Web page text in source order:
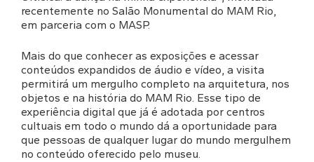
recentemente no Salão Monumental do MAM Rio,
em parceria com o MASP.
Mais do que conhecer as exposições e acessar
conteúdos expandidos de áudio e vídeo, a visita
permitirá um mergulho completo na arquitetura, nos
objetos e na história do MAM Rio. Esse tipo de
experiência digital que já é adotada por centros
cultuais em todo o mundo dá a oportunidade para
que pessoas de qualquer lugar do mundo mergulhem
no conteúdo oferecido pelo museu.